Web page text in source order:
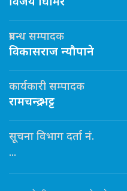
प्रबन्ध सम्पादक
विकासराज न्यौपाने
कार्यकारी सम्पादक
रामचन्द्र भट्ट
सूचना विभाग दर्ता नं.
...